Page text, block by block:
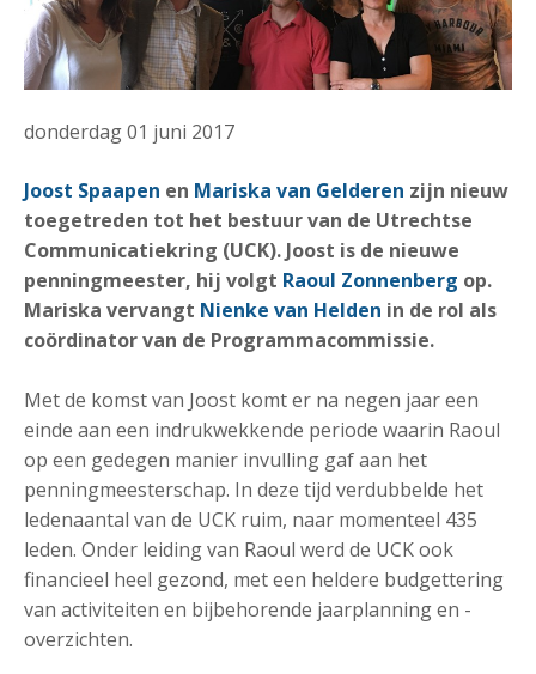
donderdag 01 juni 2017
Joost Spaapen en Mariska van Gelderen zijn nieuw
toegetreden tot het bestuur van de Utrechtse
Communicatiekring (UCK). Joost is de nieuwe
penningmeester, hij volgt Raoul Zonnenberg op.
Mariska vervangt Nienke van Helden in de rol als
coördinator van de Programmacommissie.
Met de komst van Joost komt er na negen jaar een
einde aan een indrukwekkende periode waarin Raoul
op een gedegen manier invulling gaf aan het
penningmeesterschap. In deze tijd verdubbelde het
ledenaantal van de UCK ruim, naar momenteel 435
leden. Onder leiding van Raoul werd de UCK ook
financieel heel gezond, met een heldere budgettering
van activiteiten en bijbehorende jaarplanning en -
overzichten.